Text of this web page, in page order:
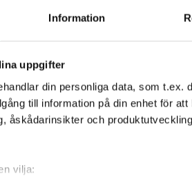
Information
uppgifter
din personliga data, som t.ex.
till information på din enhet för
åskådarinsikter och
vilja:
per månad.
Audient id44,
mm.*